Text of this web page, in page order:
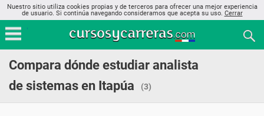
Nuestro sitio utiliza cookies propias y de terceros para ofrecer una mejor experiencia
de usuario. Si continúa navegando consideramos que acepta su uso. Cerrar
Compara dónde estudiar analista
de sistemas en Itapúa
(3)